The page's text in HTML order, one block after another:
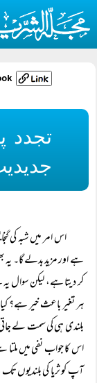
تجدد
اس امر میں شبہ کی
ہے اور مزید بدلے گا۔ یہ
کر دیتا ہے، لیکن سوال یہ
ہر تغیر باعث خیر ہے؟
بلندی ہی کی سمت لے
اس کا جواب نفی میں
آپ کو ثریا کی بلندیوں